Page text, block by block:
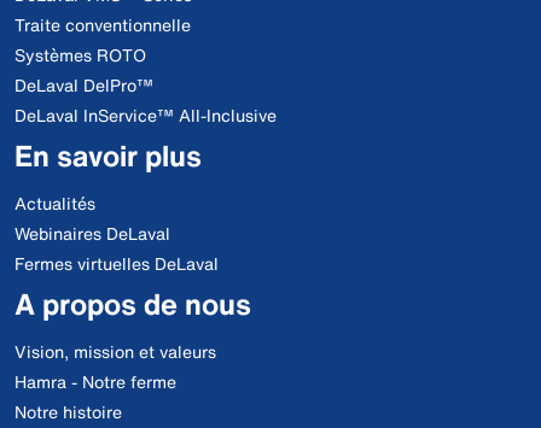
Traite conventionnelle
Systèmes ROTO
DeLaval DelPro™
DeLaval InService™ All-Inclusive
En savoir plus
Actualités
Webinaires DeLaval
Fermes virtuelles DeLaval
A propos de nous
Vision, mission et valeurs
Hamra - Notre ferme
Notre histoire